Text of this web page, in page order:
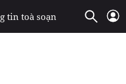
tin toà soạn